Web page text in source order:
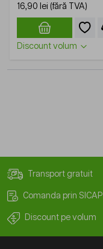
16,90 lei
Discount volum
Transport gratuit
Comanda prin SICAP
Discount pe volum